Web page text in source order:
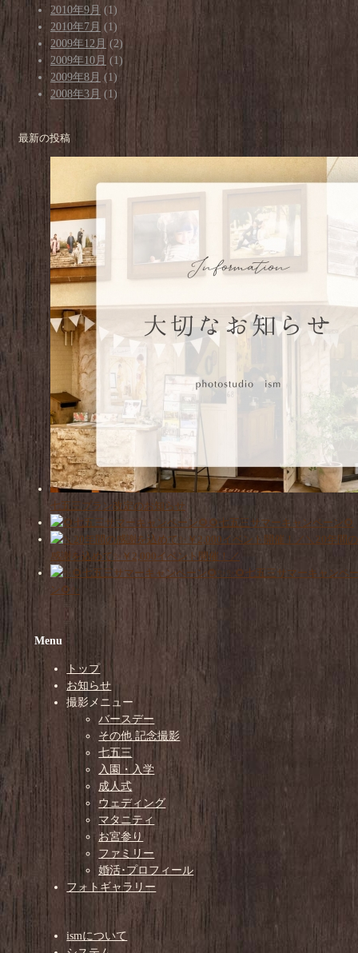
2010年9月 (1)
2010年7月 (1)
2009年12月 (2)
2009年10月 (1)
2009年8月 (1)
2008年3月 (1)
最新の投稿
七五三プラン改定のお知らせ
🌻七五三サマーキャンペーン🌻
＼20年間の
感謝を込めて✨￥2,000イベント開催！／
✨🌻七五三サマーキャンペ
ン🌻✨
Menu
トップ
お知らせ
撮影メニュー
バースデー
その他 記念撮影
七五三
入園・入学
成人式
ウェディング
マタニティ
お宮参り
ファミリー
婚活･プロフィール
フォトギャラリー
ismについて